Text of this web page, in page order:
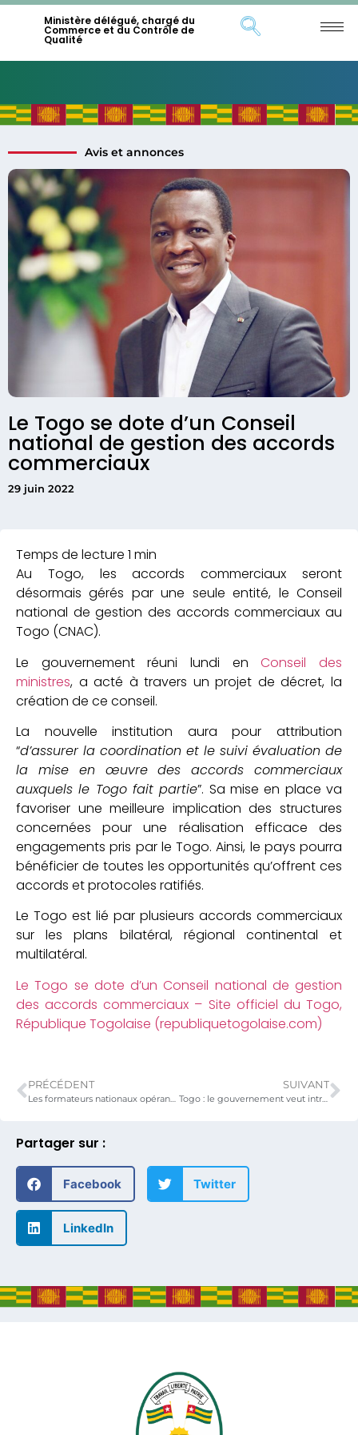
Ministère délégué, chargé du
Commerce et du Contrôle de
Qualité
Le Togo se dote d’un Conseil
national de gestion des accords
commerciaux
29 juin 2022
Avis et annonces
Partager sur :
Facebook Twitter
LinkedIn
Au Togo, les accords commerciaux seront
désormais gérés par une seule entité, le Conseil
national de gestion des accords commerciaux au
Togo (CNAC).
Le gouvernement réuni lundi enConseil des
ministres, a acté à travers un projet de décret, la
création de ce conseil.
La nouvelle institution aura pour attribution
“d’assurer la coordination et le suivi évaluation de
la mise en œuvre des accords commerciaux
auxquels le Togo fait partie”. Sa mise en place va
favoriser une meilleure implication des structures
concernées pour une réalisation efficace des
engagements pris par le Togo. Ainsi, le pays pourra
bénéficier de toutes les opportunités qu’offrent ces
accords et protocoles ratifiés.
Le Togo est lié par plusieurs accords commerciaux
sur les plans bilatéral, régional continental et
multilatéral.
Le Togo se dote d’un Conseil national de gestion
des accords commerciaux – Site officiel du Togo,
République Togolaise (republiquetogolaise.com)
PRÉCÉDENT
Les formateurs nationaux opérant dans le textile et l’habillement renforcent leurs capacités sur le patronage et la gradation.
SUIVANT
Togo : le gouvernement veut introduire le statut de Zone franche dans le secteur du textile et de l’habillement